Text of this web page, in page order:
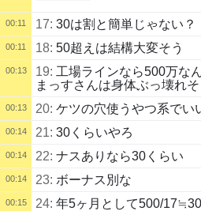
00:11 17: 30は割と簡単じゃない？
00:11 18: 50超えは結構大変そう
00:13 19: 工場ラインなら500万な
まっすさんは身体ぶっ壊れ
00:13 20: ケツの穴使うやつ系でい
00:14 21: 30くらいやろ
00:14 22: ナスありなら30くらい
00:14 23: ボーナス別な
00:15 24: 年5ヶ月として500/17≒30